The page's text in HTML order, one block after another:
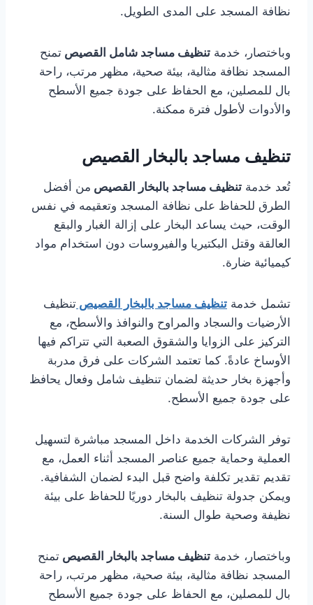
نظافة المسجد على المدى الطويل.
وباختصار، خدمة تنظيف مساجد شامل القصيص تمنح
المسجد نظافة مثالية، بيئة صحية، مظهر مرتب، راحة
بال للمصلين، مع الحفاظ على جودة جميع الأسطح
والأدوات لأطول فترة ممكنة.
تنظيف مساجد بالبخار القصيص
تُعد خدمة تنظيف مساجد بالبخار القصيص من أفضل
الطرق للحفاظ على نظافة المسجد وتعقيمه في نفس
الوقت، حيث يساعد البخار على إزالة الغبار والبقع
العالقة وقتل البكتيريا والفيروسات دون استخدام مواد
كيميائية ضارة.
تشمل خدمة تنظيف مساجد بالبخار القصيص تنظيف
الأرضيات والسجاد والمراوح والنوافذ والأسطح، مع
التركيز على الزوايا والشقوق الصعبة التي تتراكم فيها
الأوساخ عادةً. كما تعتمد الشركات على فرق مدربة
وأجهزة بخار حديثة لضمان تنظيف شامل وفعال يحافظ
على جودة جميع الأسطح.
توفر الشركات الخدمة داخل المسجد مباشرة لتسهيل
العملية وحماية جميع عناصر المسجد أثناء العمل، مع
تقديم تقدير تكلفة واضح قبل البدء لضمان الشفافية.
ويمكن جدولة تنظيف بالبخار دوريًا للحفاظ على بيئة
نظيفة وصحية طوال السنة.
وباختصار، خدمة تنظيف مساجد بالبخار القصيص تمنح
المسجد نظافة مثالية، بيئة صحية، مظهر مرتب، راحة
بال للمصلين، مع الحفاظ على جودة جميع الأسطح